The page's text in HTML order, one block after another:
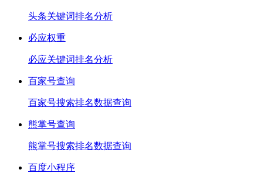
头条关键词排名分析
必应权重
必应关键词排名分析
百家号查询
百家号搜索排名数据查询
熊掌号查询
熊掌号搜索排名数据查询
百度小程序